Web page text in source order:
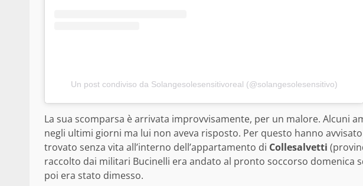
Un post condiviso da Solangesolesensitivoreal (@solangesolesensitivo)
La sua scomparsa è arrivata improvvisamente, per un malore. Alcuni
negli ultimi giorni ma lui non aveva risposto. Per questo hanno
trovato senza vita all’interno dell’appartamento di Collesalvetti
raccolto dai militari Bucinelli era andato al pronto soccorso domenica
poi era stato dimesso.